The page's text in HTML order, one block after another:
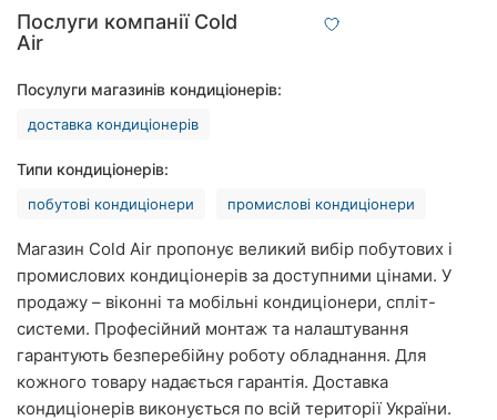
Вінниця
Рівне
Одеса
Кропивницький
Харків
Послуги компанії Cold
Air
Посулуги магазинів кондиціонерів:
доставка кондиціонерів
Типи кондиціонерів:
побутові кондиціонери промислові кондиціонери
Магазин Cold Air пропонує великий вибір побутових і
промислових кондиціонерів за доступними цінами. У
продажу – віконні та мобільні кондиціонери, спліт-
системи. Професійний монтаж та налаштування
гарантують безперебійну роботу обладнання. Для
кожного товару надається гарантія. Доставка
кондиціонерів виконується по всій території України.